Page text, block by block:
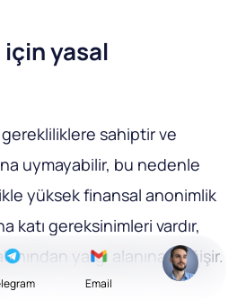
için yasal
sahiptir ve
uymayabilir, bu nedenle
yüksek finansal anonimlik
katı gereksinimleri vardır,
yargı alanına değişir.
Email